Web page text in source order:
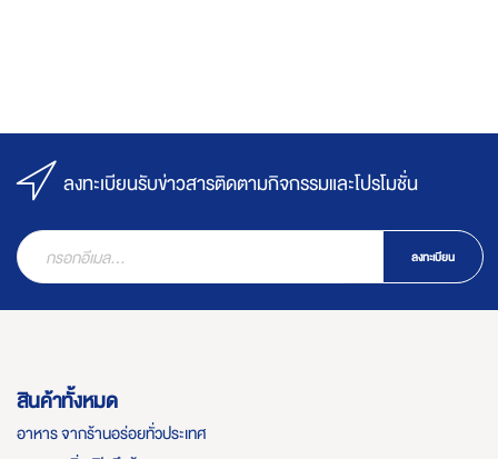
ลงทะเบียนรับข่าวสารติดตามกิจกรรมและโปรโมชั่น
ลงทะเบียน
สินค้าทั้งหมด
อาหาร จากร้านอร่อยทั่วประเทศ